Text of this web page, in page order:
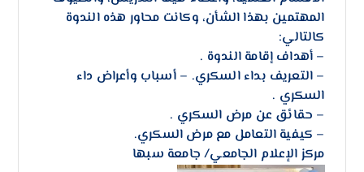
المهتمين بهذا الشأن، وكانت محاور هذه الندوة
كالتالي:
– أهداف إقامة الندوة .
– التعريف بداء السكري. – أسباب وأعراض داء
السكري .
– حقائق عن مرض السكري .
– كيفية التعامل مع مرض السكري.
مركز الإعلام الجامعي/ جامعة سبها